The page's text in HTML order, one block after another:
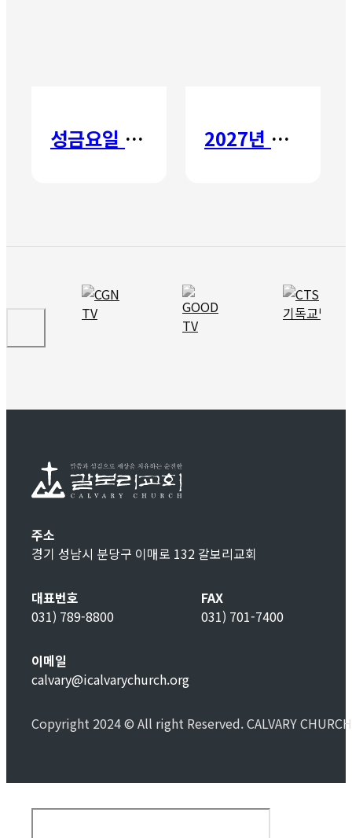
성금요일 칸타타 2027년 갈보리 어학원 유치부 신입생 모집
주소
경기 성남시 분당구 이매로 132 갈보리교회
대표번호
031) 789-8800
FAX
031) 701-7400
이메일
calvary@icalvarychurch.org
Copyright 2024 © All right Reserved. CALVARY CHURCH